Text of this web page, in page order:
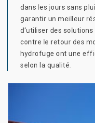
dans les jours sans
garantir un meilleur
d’utiliser des
contre le retour des
hydrofuge ont une
selon la qualité.